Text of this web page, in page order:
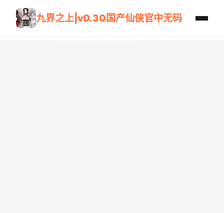
九界之上|v0.30国产仙侠官中无码